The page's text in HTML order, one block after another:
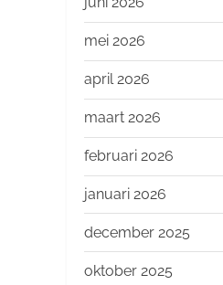
e
h
mei 2026
april 2026
maart 2026
februari 2026
januari 2026
december 2025
oktober 2025